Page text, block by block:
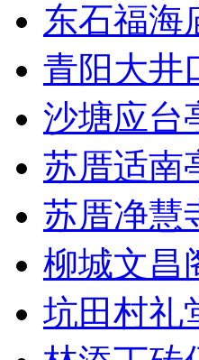
东石福海
青阳大井
沙塘应台
苏厝适南
苏厝净慧
柳城文昌
坑田村礼